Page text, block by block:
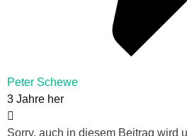
Peter Schewe
3 Jahre her
Sorry, auch in diesem Beitrag wird